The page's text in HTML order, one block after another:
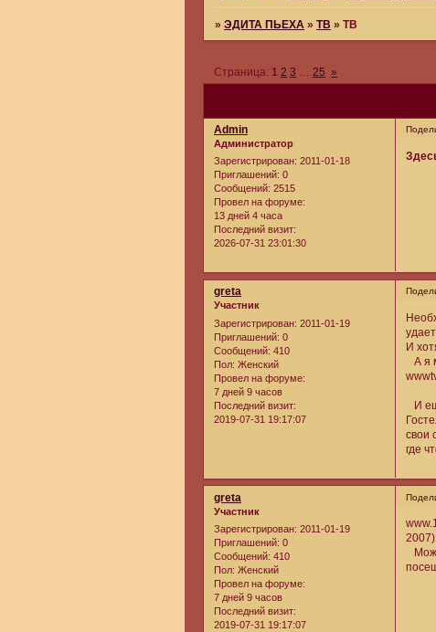
»ЭДИТА ПЬЕХА »ТВ »ТВ
Страница: 1 2 3 25 »
Admin
Администратор
Зарегистрирован: 2011-01-18
Приглашений: 0
Сообщений: 2515
Провел на форуме:
13 дней 4 часа
Последний визит:
2026-07-31 23:01:30
greta
Участник
Зарегистрирован: 2011-01-19
Приглашений: 0
Сообщений: 410
Пол: Женский
Провел на форуме:
7 дней 9 часов
Последний визит:
2019-07-31 19:17:07
И
А я
И
свои
где
greta
Участник
Зарегистрирован: 2011-01-19
Приглашений: 0
Сообщений: 410
Пол: Женский
Провел на форуме:
7 дней 9 часов
Последний визит:
2019-07-31 19:17:07